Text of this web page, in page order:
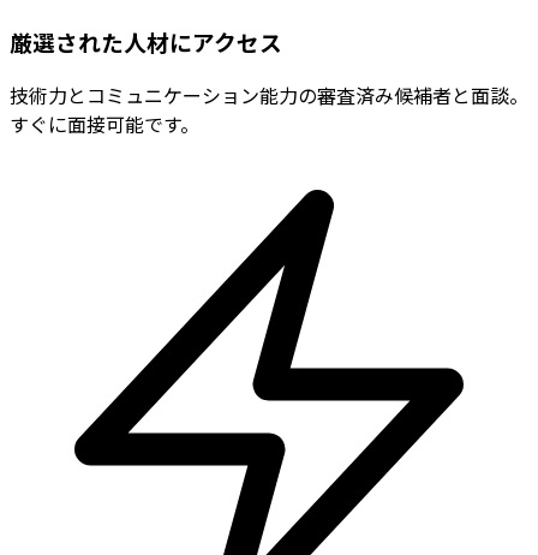
厳選された人材にアクセス
技術力とコミュニケーション能力の審査済み候補者と面談。
すぐに面接可能です。